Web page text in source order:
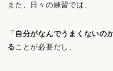
また、日々の練習では、
「自分がなんでうまくないの
る ことが必要だし、